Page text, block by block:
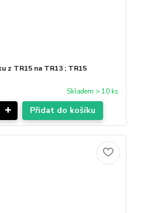
z TR15 na TR13 ; TR15
Skladem > 10 ks
Přidat do košíku